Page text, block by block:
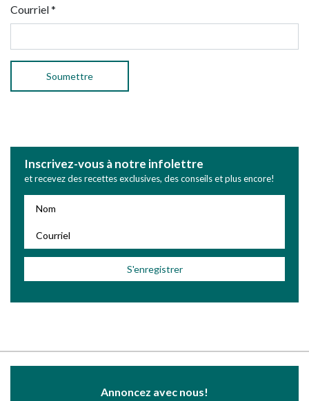
Courriel*
Inscrivez-vous à notre infolettre
et recevez des recettes exclusives, des conseils et plus encore!
Annoncez avec nous!